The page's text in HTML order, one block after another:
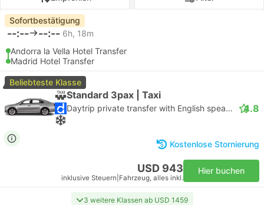
Sofortbestätigung
--:-- --:-- 6h, 18m
Andorra la Vella Hotel Transfer
Madrid Hotel Transfer
Beliebteste Klasse
Standard 3pax | Taxi
Daytrip private transfer with English speaking driver 4.8
Kostenlose Stornierung
USD 943
inklusive Steuern Fahrzeug, alles inkl.
Hier buchen
3 weitere Klassen ab USD 1459